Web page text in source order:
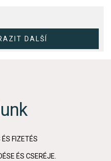
FIZETÉS
ÉS CSERÉJE.